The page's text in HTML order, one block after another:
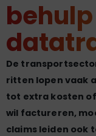
De
ritten lopen vaak
tot extra kosten
wil factureren,
claims leiden ook